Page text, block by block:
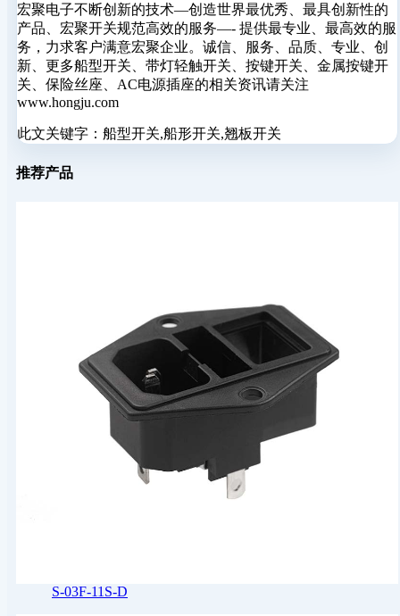
宏聚电子不断创新的技术—创造世界最优秀、最具创新性的
产品、宏聚开关规范高效的服务—- 提供最专业、最高效的服
务，力求客户满意宏聚企业。诚信、服务、品质、专业、创
新、更多船型开关、带灯轻触开关、按键开关、金属按键开
关、保险丝座、AC电源插座的相关资讯请关注
www.hongju.com
此文关键字： 船型开关,船形开关,翘板开关
推荐产品
S-03F-11S-D